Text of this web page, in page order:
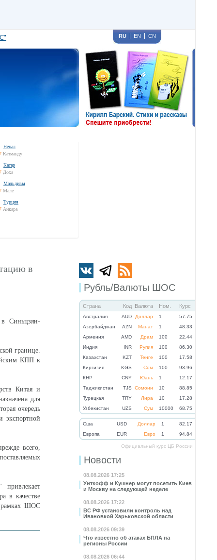
RU EN CN
Непал
Катманду
Катар
Доха
Мальдивы
Мале
Турция
Анкара
Рубль/Валюты ШОС
Страна Код Валюта Ном. Курс
Австралия AUD Доллар 1
57.75
Азербайджан
AZN Манат 1
48.33
Армения
AMD Драм 100
22.44
Индия
INR Рупия 100
86.30
Казахстан
KZT Тенге 100
17.58
Киргизия
KGS Сом 100
93.96
КНР
CNY Юань 1
12.17
Таджикистан
TJS Сомони 10
88.85
Турецкая
TRY Лира 10
17.28
Узбекистан
UZS Сум 10000 68.75
Cша USD Доллар 1
82.17
Eвропа
EUR Евро 1 94.84
Официальный курс ЦБ России
Новости
08.08.2026 17:25
Уиткофф и Кушнер могут посетить Киев
и Москву на следующей неделе
08.08.2026 17:22
ВС РФ установили контроль над
Ивановкой Харьковской области
08.08.2026 09:39
Что известно об атаках БПЛА на
регионы России
08.08.2026 06:44
в
в Синьцзян-
границе.
КПП к
Китая и
для
очередь
экспортной
всего,
привлекает
в качестве
рамках ШОС